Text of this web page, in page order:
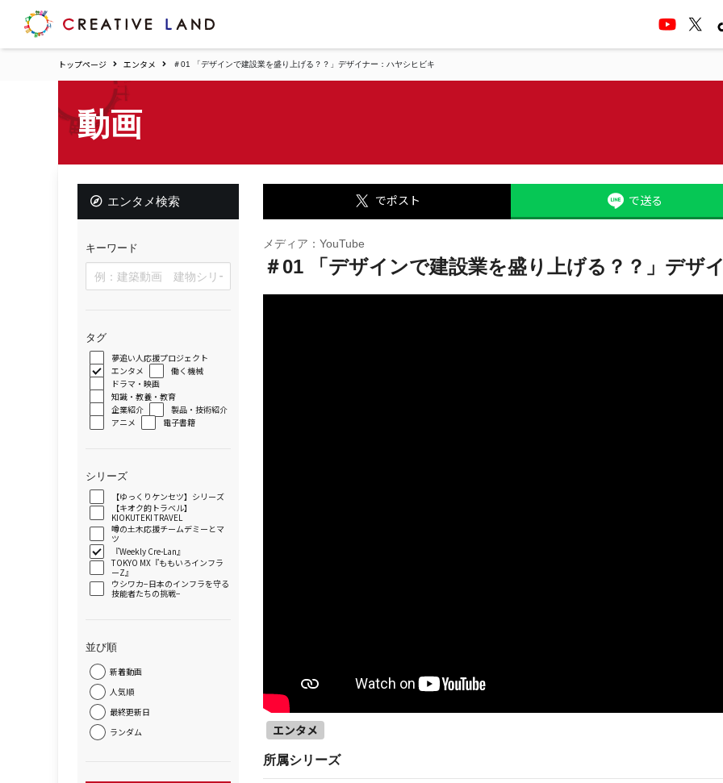
ク
リ
エ
トップページ エンタメ ＃01 「デザインで建設業を盛り上げる？？」デザイナー：ハヤシヒビキ
動画
エンタメ検索
キーワード
タグ
夢追い人応援プロジェクト
エンタメ
働く機械
ドラマ・映画
知識・教養・教育
企業紹介
製品・技術紹介
アニメ
電子書籍
シリーズ
【ゆっくりケンセツ】シリーズ
【キオク的トラベル】
KIOKUTEKI TRAVEL
噂の土木応援チームデミーとマ
ツ
『Weekly Cre-Lan』
TOKYO MX『ももいろインフラ
ーZ』
ウシワカ−日本のインフラを守る
技能者たちの挑戦−
並び順
新着動画
人気順
最終更新日
ランダム
でポスト で送る
メディア：YouTube
＃01 「デザインで建設業を盛り上げる？？」デザ
エンタメ
所属シリーズ